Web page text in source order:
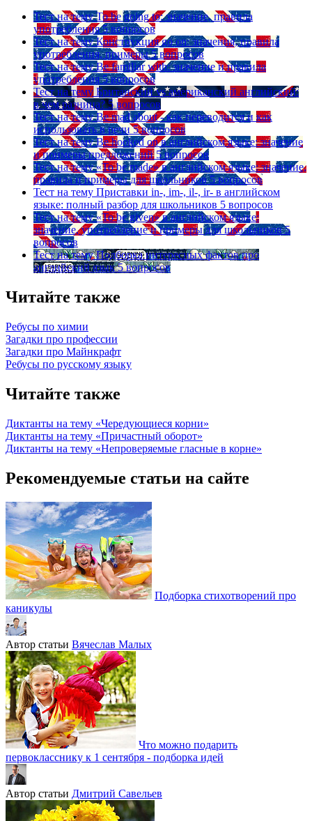
Тест на тему To be going to: значение, правила
употребления 5 вопросов
Тест на тему Конструкция go on: значения, правила
употребления, примеры 5 вопросов
Тест на тему Be familiar with: значение и правила
употребления 5 вопросов
Тест на тему Британский vs американский английский:
в чем разница? 5 вопросов
Тест на тему Be mad about - как переводится и как
использовать в речи 5 вопросов
Тест на тему Be hooked on в английском языке: значение
и примеры предложений 5 вопросов
Тест на тему «To be made» в английском языке: значение,
правила и примеры для школьников 5 вопросов
Тест на тему Приставки in-, im-, il-, ir- в английском
языке: полный разбор для школьников 5 вопросов
Тест на тему «To be given» в английском языке:
значение, употребление и примеры для школьников 5
вопросов
Тест на тему Подборка интересных фактов про
английский язык 5 вопросов
Читайте также
Ребусы по химии
Загадки про профессии
Загадки про Майнкрафт
Ребусы по русскому языку
Читайте также
Диктанты на тему «Чередующиеся корни»
Диктанты на тему «Причастный оборот»
Диктанты на тему «Непроверяемые гласные в корне»
Рекомендуемые статьи на сайте
Подборка стихотворений про
каникулы
Автор статьи Вячеслав Малых
Что можно подарить
первокласснику к 1 сентября - подборка идей
Автор статьи Дмитрий Савельев